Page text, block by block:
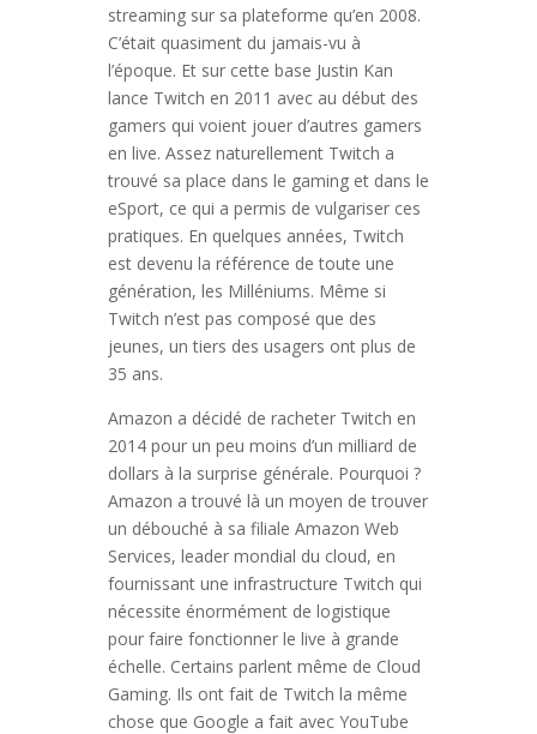
streaming sur sa plateforme qu’en 2008.
C’était quasiment du jamais-vu à
l’époque. Et sur cette base Justin Kan
lance Twitch en 2011 avec au début des
gamers qui voient jouer d’autres gamers
en live. Assez naturellement Twitch a
trouvé sa place dans le gaming et dans le
eSport, ce qui a permis de vulgariser ces
pratiques. En quelques années, Twitch
est devenu la référence de toute une
génération, les Milléniums. Même si
Twitch n’est pas composé que des
jeunes, un tiers des usagers ont plus de
35 ans.
Amazon a décidé de racheter Twitch en
2014 pour un peu moins d’un milliard de
dollars à la surprise générale. Pourquoi ?
Amazon a trouvé là un moyen de trouver
un débouché à sa filiale Amazon Web
Services, leader mondial du cloud, en
fournissant une infrastructure Twitch qui
nécessite énormément de logistique
pour faire fonctionner le live à grande
échelle. Certains parlent même de Cloud
Gaming. Ils ont fait de Twitch la même
chose que Google a fait avec YouTube